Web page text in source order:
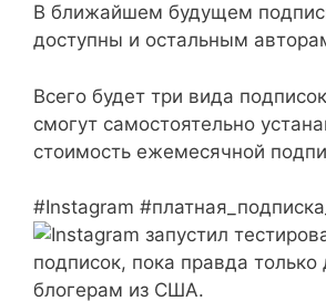
В ближайшем будущем
доступны и остальным
Всего будет три вида
смогут самостоятельно
стоимость ежемесячной
#Instagram